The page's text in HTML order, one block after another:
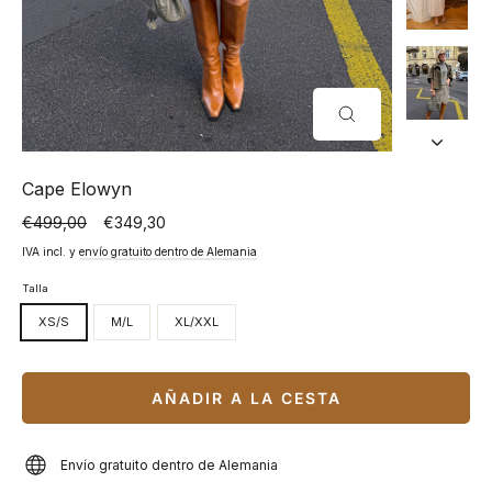
CERRAR
(ESC)
Cape Elowyn
Precio
normal
€499,00
Precio
especial
€349,30
IVA incl. y envío gratuito dentro de Alemania
Talla
XS/S M/L XL/XXL
AÑADIR A LA CESTA
Envío gratuito dentro de Alemania